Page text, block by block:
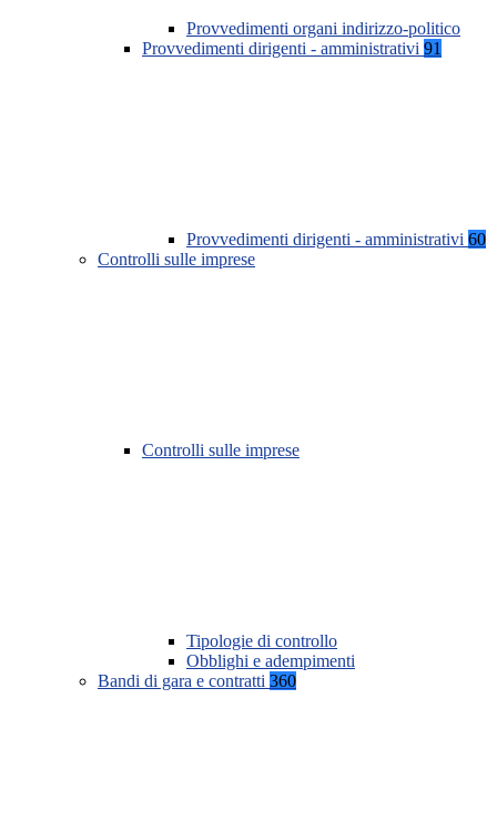
Provvedimenti organi indirizzo-politico
Provvedimenti dirigenti - amministrativi 91
Provvedimenti dirigenti - amministrativi 60
Controlli sulle imprese
Controlli sulle imprese
Tipologie di controllo
Obblighi e adempimenti
Bandi di gara e contratti 360